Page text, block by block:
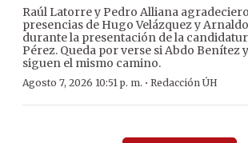
Raúl Latorre y Pedro Alliana
presencias de Hugo Velázquez y
durante la presentación de la
Pérez. Queda por verse si Abdo Benítez
siguen el mismo camino.
Agosto 7, 2026 10:51 p. m. · Redacción ÚH